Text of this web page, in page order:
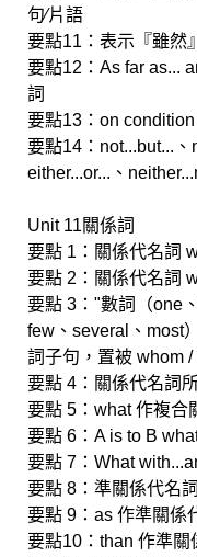
句∕片語
要點11：表示『雖然
要點12：As far as...
詞
要點13：on condition
要點14：not...but...、
either...or...、
Unit 11關係詞
要點 1：關係代名詞
要點 2：關係代名詞
要點 3："數詞（one
few、several、most
詞子句，置被 whom
要點 4：關係代名詞
要點 5：what 作複合
要點 6：A is to B
要點 7：What
要點 8：準關係代名
要點 9：as 作準關係
要點10：than 作準關